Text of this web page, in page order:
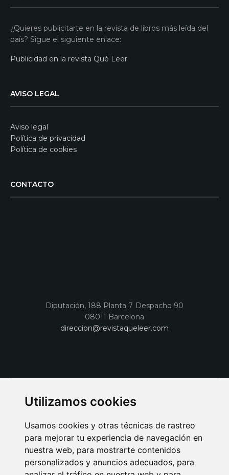
Utilizamos cookies
Usamos cookies y otras técnicas de rastreo
para mejorar tu experiencia de navegación en
nuestra web, para mostrarte contenidos
personalizados y anuncios adecuados, para
¿Quieres publicitarte en la revista de libros más leída del
país? Sigue el siguiente enlace:
Publicidad en la revista Qué Leer
AVISO LEGAL
Aviso legal
Política de privacidad
Política de cookies
CONTACTO
Diputación, 188 Planta 7 Despacho 90
08011 Barcelona
direccion@revistaqueleer.com